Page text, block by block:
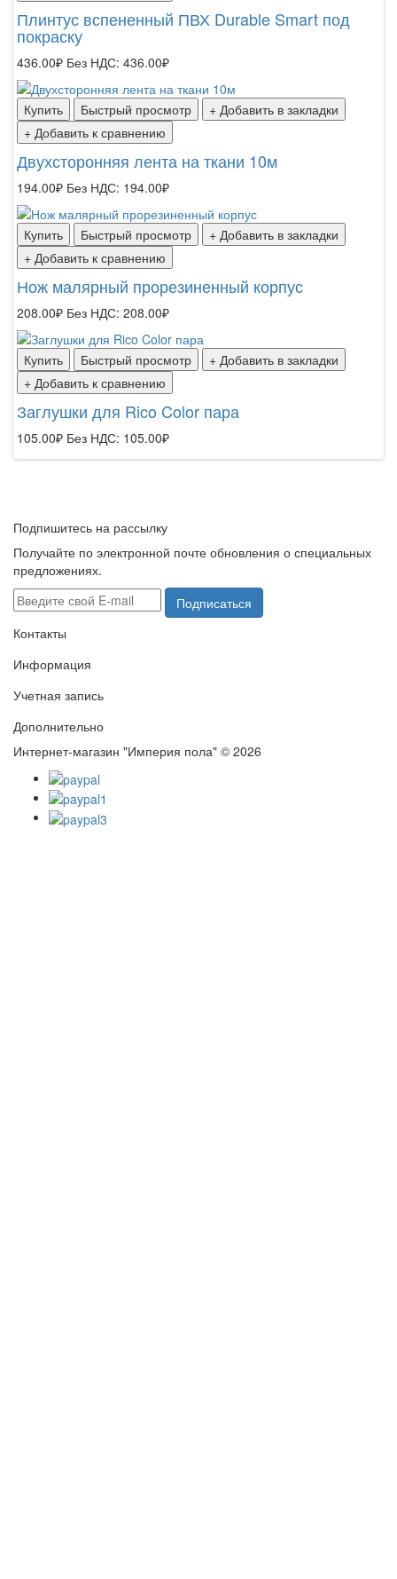
Плинтус вспененный ПВХ Durable Smart под
покраску
436.00₽ Без НДС: 436.00₽
Купить Быстрый просмотр
+ Добавить в закладки
+ Добавить к сравнению
Двухсторонняя лента на ткани 10м
194.00₽ Без НДС: 194.00₽
Купить Быстрый просмотр
+ Добавить в закладки
+ Добавить к сравнению
Нож малярный прорезиненный корпус
208.00₽ Без НДС: 208.00₽
Купить Быстрый просмотр
+ Добавить в закладки
+ Добавить к сравнению
Заглушки для Rico Color пара
105.00₽ Без НДС: 105.00₽
Подпишитесь на рассылку
Получайте по электронной почте обновления о специальных
предложениях.
Подписаться
Контакты
Информация
Учетная запись
Дополнительно
Интернет-магазин "Империя пола" © 2026